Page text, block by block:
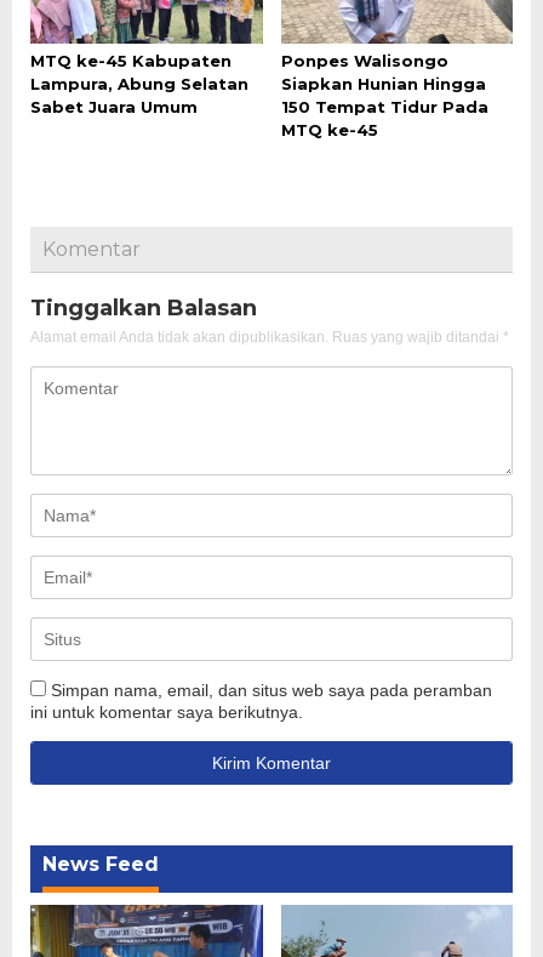
MTQ ke-45 Kabupaten
Lampura, Abung Selatan
Sabet Juara Umum
Ponpes Walisongo
Siapkan Hunian Hingga
150 Tempat Tidur Pada
MTQ ke-45
Komentar
Tinggalkan Balasan
Alamat email Anda tidak akan dipublikasikan. Ruas yang wajib ditandai *
Simpan nama, email, dan situs web saya pada peramban
ini untuk komentar saya berikutnya.
News Feed